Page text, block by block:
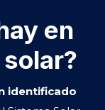
en
identificado